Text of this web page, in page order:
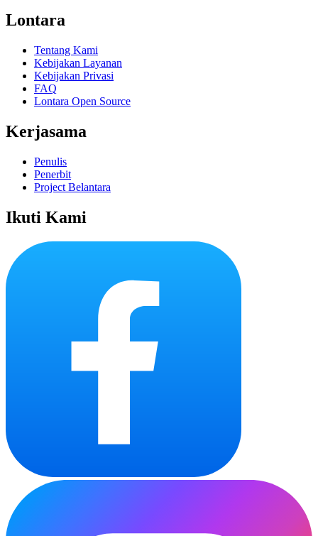
Lontara
Tentang Kami
Kebijakan Layanan
Kebijakan Privasi
FAQ
Lontara Open Source
Kerjasama
Penulis
Penerbit
Project Belantara
Ikuti Kami